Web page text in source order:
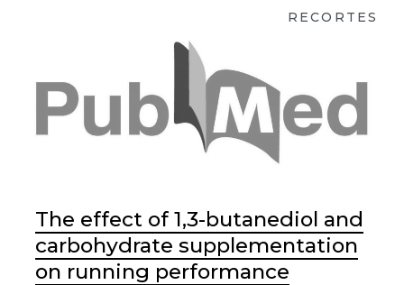
RECORTES
The effect of 1,3-butanediol and
carbohydrate supplementation
on running performance